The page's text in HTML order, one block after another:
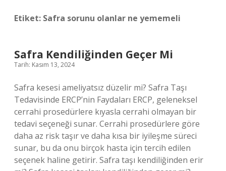
Etiket: Safra sorunu olanlar ne yememeli
Safra Kendiliğinden Geçer Mi
Tarih: Kasım 13, 2024
Safra kesesi ameliyatsız düzelir mi? Safra Taşı
Tedavisinde ERCP’nin Faydaları ERCP, geleneksel
cerrahi prosedürlere kıyasla cerrahi olmayan bir
tedavi seçeneği sunar. Cerrahi prosedürlere göre
daha az risk taşır ve daha kısa bir iyileşme süreci
sunar, bu da onu birçok hasta için tercih edilen
seçenek haline getirir. Safra taşı kendiliğinden erir